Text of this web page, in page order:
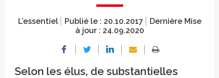
L’essentiel Publié le : 20.10.2017
Dernière Mise
à jour : 24.09.2020
Selon les élus, de substantielles